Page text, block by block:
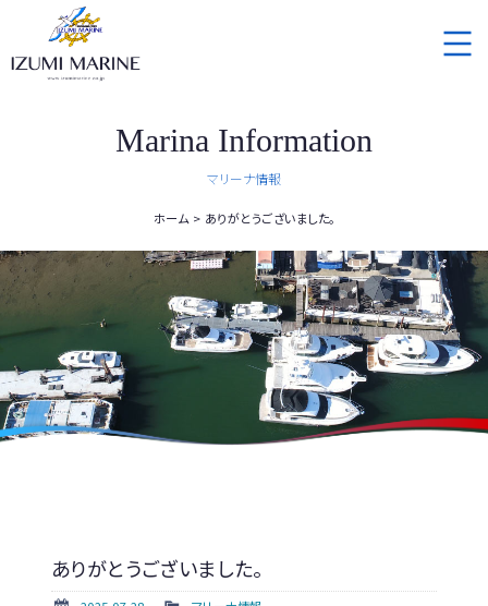
Marina Information
マリーナ情報
ホーム ありがとうございました。
ありがとうございました。